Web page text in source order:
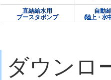
直結給水用
ブースタポンプ
自動
(陸上・水
ダウンロ